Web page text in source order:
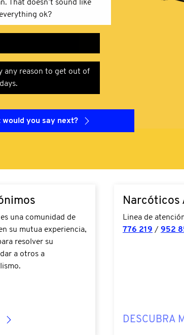
That doesn’t sound like
ok?
any reason to get out of
would you say next?
una comunidad de
su mutua experiencia,
resolver su
a otros a
Narcóticos
Linea de
776 219 / 952
DESCUBRA